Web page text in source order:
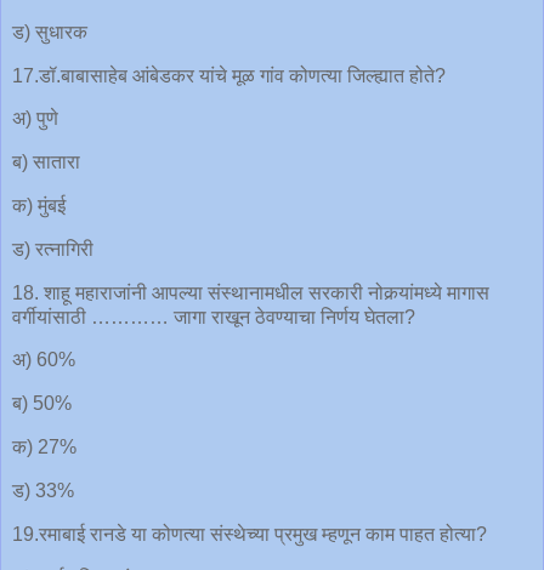
ड) सुधारक
17.डॉ.बाबासाहेब आंबेडकर यांचे मूळ गांव कोणत्या जिल्ह्यात होते?
अ) पुणे
ब) सातारा
क) मुंबई
ड) रत्नागिरी
18. शाहू महाराजांनी आपल्या संस्थानामधील सरकारी नोकर्‍यांमध्ये मागास
वर्गीयांसाठी ………… जागा राखून ठेवण्याचा निर्णय घेतला?
अ) 60%
ब) 50%
क) 27%
ड) 33%
19.रमाबाई रानडे या कोणत्या संस्थेच्या प्रमुख म्हणून काम पाहत होत्या?